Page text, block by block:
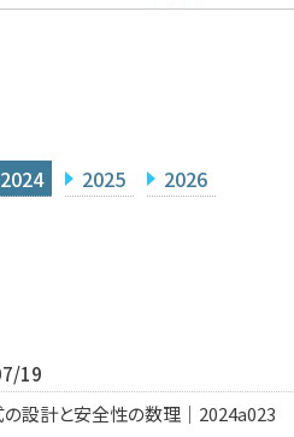
2024 2025 2026
19
の設計と安全性の数理｜2024a023